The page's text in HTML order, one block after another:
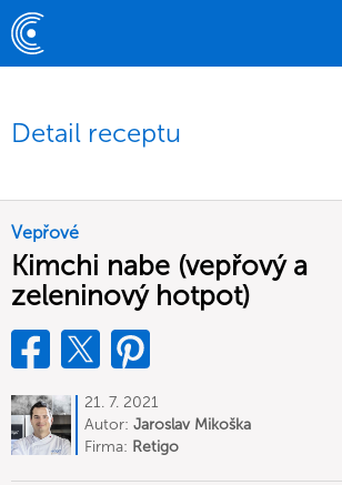
Detail receptu
Vepřové
Kimchi nabe (vepřový a
zeleninový hotpot)
21. 7. 2021
Autor: Jaroslav Mikoška
Firma: Retigo